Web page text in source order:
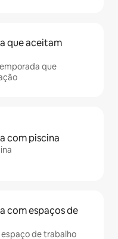
que aceitam
que
com piscina
com espaços de
de trabalho